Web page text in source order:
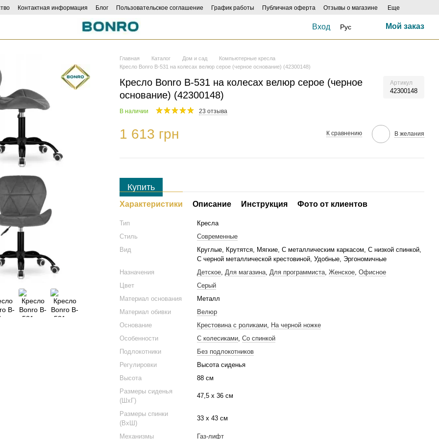
Контактная информация Блог Пользовательское соглашение График работы Публичная оферта Отзывы о магазине Еще
Вход Рус Мой заказ
Главная Каталог Дом и сад
Компьютерные кресла
Кресло Bonro B-531 на колесах велюр серое (черное основание) (42300148)
Кресло Bonro B-531 на колесах велюр серое (черное
основание) (42300148)
Артикул
42300148
В наличии 23 отзыва
1 613 грн К сравнению В желания
Купить
Характеристики Описание Инструкция Фото от клиентов
Тип
Кресла
Стиль
Современные
Вид
Круглые, Крутятся, Мягкие, С металлическим каркасом, С низкой спинкой,
С черной металлической крестовиной, Удобные, Эргономичные
Назначения
Детское, Для магазина, Для программиста, Женское, Офисное
Цвет
Серый
Материал основания
Металл
Материал обивки
Велюр
Основание
Крестовина с роликами, На черной ножке
Особенности
С колесиками, Со спинкой
Подлокотники
Без подлокотников
Регулировки
Высота сиденья
Высота
88 см
Размеры сиденья
(ШхГ)
47,5 х 36 см
Размеры спинки
(ВхШ)
33 x 43 см
Механизмы Газ-лифт